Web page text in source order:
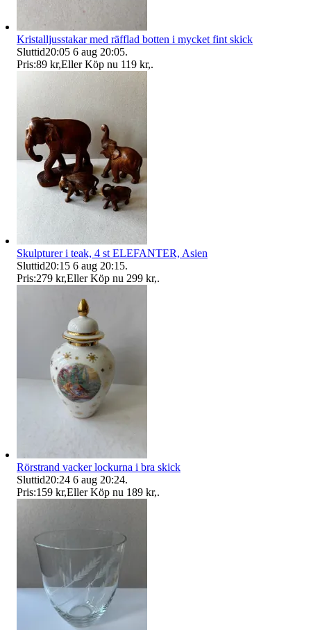
Kristalljusstakar med räfflad botten i mycket fint skick
Sluttid20:05 6 aug 20:05.
Pris:89 kr,Eller Köp nu 119 kr,.
Skulpturer i teak, 4 st ELEFANTER, Asien
Sluttid20:15 6 aug 20:15.
Pris:279 kr,Eller Köp nu 299 kr,.
Rörstrand vacker lockurna i bra skick
Sluttid20:24 6 aug 20:24.
Pris:159 kr,Eller Köp nu 189 kr,.